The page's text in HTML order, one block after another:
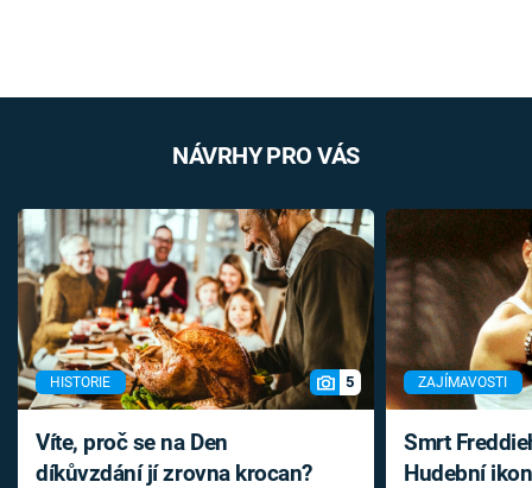
NÁVRHY PRO VÁS
HISTORIE 5
Víte, proč se na Den
díkůvzdání jí zrovna krocan?
ZAJÍMAVOSTI
Smrt
Hudební